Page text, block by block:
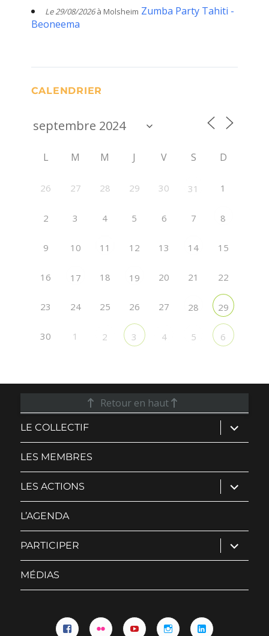
Le 29/08/2026à Molsheim Zumba Party Tahiti -
Beoneema
CALENDRIER
L M M J V S D
26 27 28 29 30 31 1
2 3 4 5 6 7 8
9 10 11 12 13 14 15
16 17 18 19 20 21 22
23 24 25 26 27 28 29
30 1 2 3 4 5 6
Retour en haut
LE COLLECTIF ouvrir
le
sous-
LES MEMBRES
LES ACTIONS ouvrir
le
sous-
L’AGENDA
PARTICIPER ouvrir
le
sous-
MÉDIAS